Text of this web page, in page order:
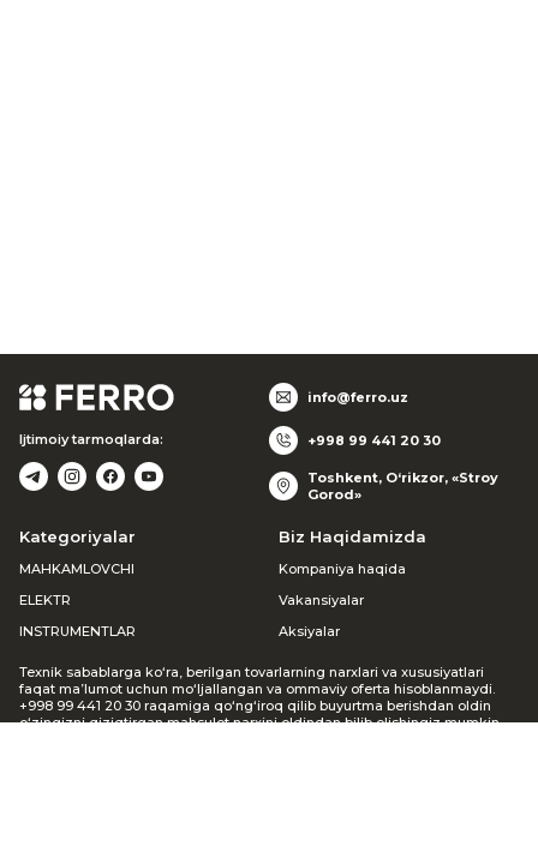
Ijtimoiy tarmoqlarda:
info@ferro.uz
+998 99 441 20 30
Toshkent, O‘rikzor, «Stroy
Gorod»
Kategoriyalar
MAHKAMLOVCHI
ELEKTR
INSTRUMENTLAR
Biz Haqidamizda
Kompaniya haqida
Vakansiyalar
Aksiyalar
Texnik sabablarga ko‘ra, berilgan tovarlarning narxlari va xususiyatlari
faqat ma’lumot uchun mo‘ljallangan va ommaviy oferta hisoblanmaydi.
+998 99 441 20 30 raqamiga qo‘ng‘iroq qilib buyurtma berishdan oldin
o‘zingizni qiziqtirgan mahsulot narxini oldindan bilib olishingiz mumkin.